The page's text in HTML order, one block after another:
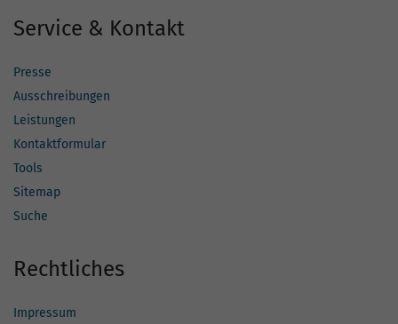
Service & Kontakt
Presse
Ausschreibungen
Leistungen
Kontaktformular
Tools
Sitemap
Suche
Rechtliches
Impressum